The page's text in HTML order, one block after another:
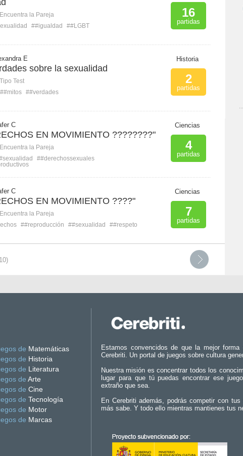
Encuentra la Pareja
##igualdad ##LGBT
16
partidas
E
sobre la sexualidad
Tipo Test
##mitos ##verdades
Historia
2
partidas
C
EN MOVIMIENTO ????????"
Encuentra la Pareja
##derechossexuales
Ciencias
4
partidas
C
EN MOVIMIENTO ????"
Encuentra la Pareja
##reproducción ##sexualidad ##respeto
Ciencias
7
partidas
de Matemáticas
de Historia
de Literatura
de Arte
de Cine
de Tecnología
de Motor
de Marcas
Estamos convencidos de que la mejor
Cerebriti. Un portal de juegos sobre cultura
Nuestra misión es concentrar todos los
lugar para que tú puedas encontrar ese
extraño que sea.
En Cerebriti además, podrás competir con
más sabe. Y todo ello mientras mantienes tus